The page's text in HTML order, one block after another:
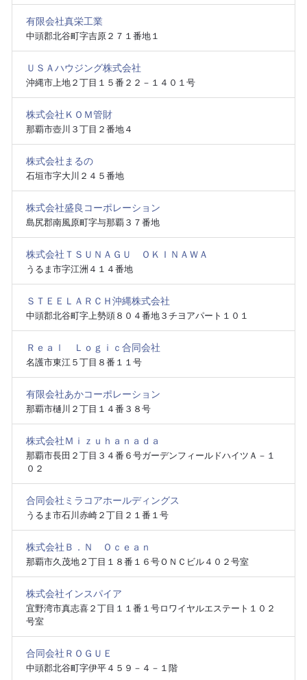
有限会社真栄工業
中頭郡北谷町字吉原２７１番地１
ＵＳＡハウジング株式会社
沖縄市上地２丁目１５番２２－１４０１号
株式会社ＫＯＭ管財
那覇市壺川３丁目２番地４
株式会社まるの
石垣市字大川２４５番地
株式会社盛良コーポレーション
島尻郡南風原町字与那覇３７番地
株式会社ＴＳＵＮＡＧＵ ＯＫＩＮＡＷＡ
うるま市字江洲４１４番地
ＳＴＥＥＬＡＲＣＨ沖縄株式会社
中頭郡北谷町字上勢頭８０４番地３チヨアパート１０１
Ｒｅａｌ Ｌｏｇｉｃ合同会社
名護市東江５丁目８番１１号
有限会社あかコーポレーション
那覇市樋川２丁目１４番３８号
株式会社Ｍｉｚｕｈａｎａｄａ
那覇市長田２丁目３４番６号ガーデンフィールドハイツＡ－１
０２
合同会社ミラコアホールディングス
うるま市石川赤崎２丁目２１番１号
株式会社Ｂ．Ｎ Ｏｃｅａｎ
那覇市久茂地２丁目１８番１６号ＯＮＣビル４０２号室
株式会社インスパイア
宜野湾市真志喜２丁目１１番１号ロワイヤルエステート１０２
号室
合同会社ＲＯＧＵＥ
中頭郡北谷町字伊平４５９－４－１階